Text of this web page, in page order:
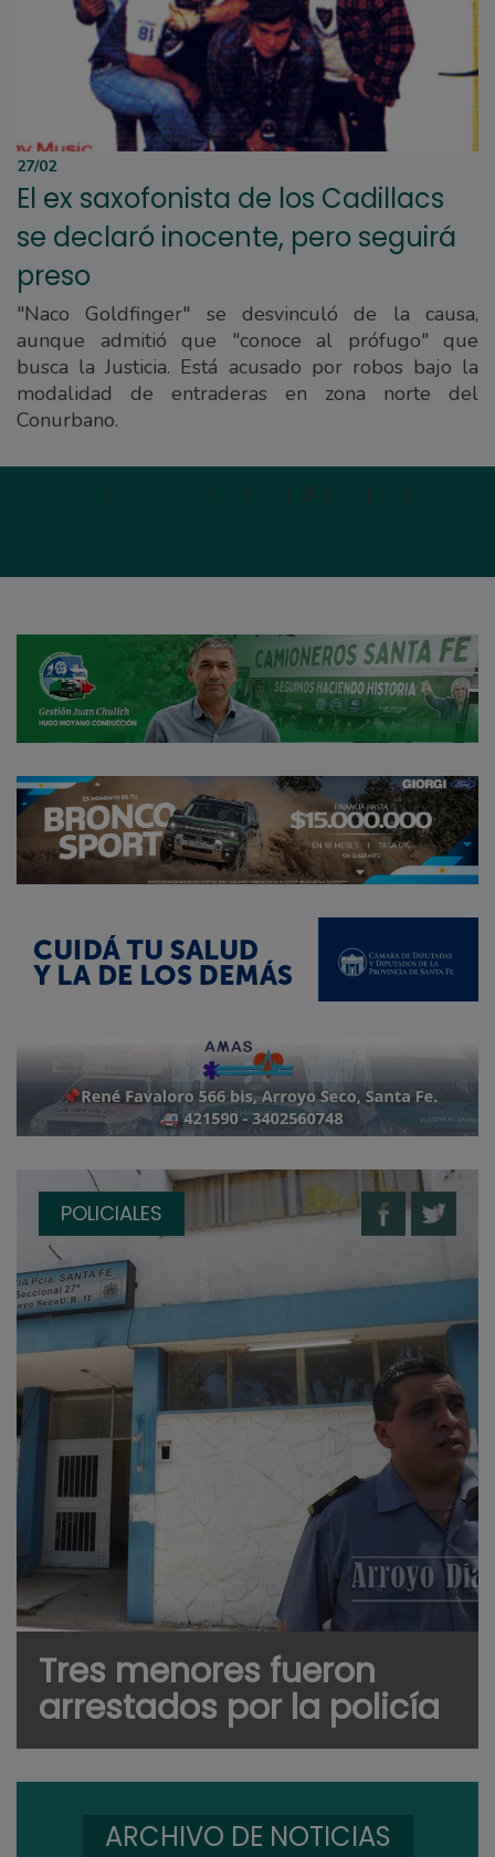
27/02
El ex saxofonista de los Cadillacs
se declaró inocente, pero seguirá
preso
"Naco Goldfinger" se desvinculó de la causa,
aunque admitió que "conoce al prófugo" que
busca la Justicia. Está acusado por robos bajo la
modalidad de entraderas en zona norte del
Conurbano.
| | | | 3 | | |
POLICIALES
Tres menores fueron
arrestados por la policía
ARCHIVO DE NOTICIAS